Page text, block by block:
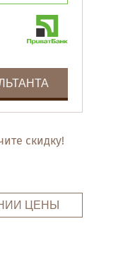
скидку!
ЦЕНЫ